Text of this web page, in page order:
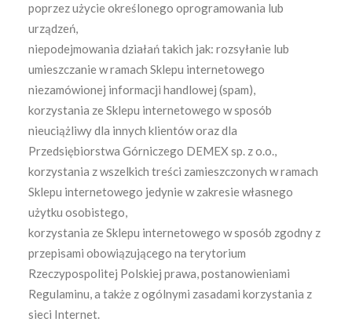
poprzez użycie określonego oprogramowania lub
urządzeń,
niepodejmowania działań takich jak: rozsyłanie lub
umieszczanie w ramach Sklepu internetowego
niezamówionej informacji handlowej (spam),
korzystania ze Sklepu internetowego w sposób
nieuciążliwy dla innych klientów oraz dla
Przedsiębiorstwa Górniczego DEMEX sp. z o.o.,
korzystania z wszelkich treści zamieszczonych w ramach
Sklepu internetowego jedynie w zakresie własnego
użytku osobistego,
korzystania ze Sklepu internetowego w sposób zgodny z
przepisami obowiązującego na terytorium
Rzeczypospolitej Polskiej prawa, postanowieniami
Regulaminu, a także z ogólnymi zasadami korzystania z
sieci Internet.